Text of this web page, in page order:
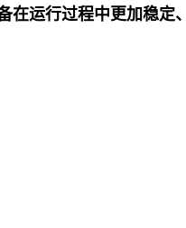
在运行过程中更加稳定